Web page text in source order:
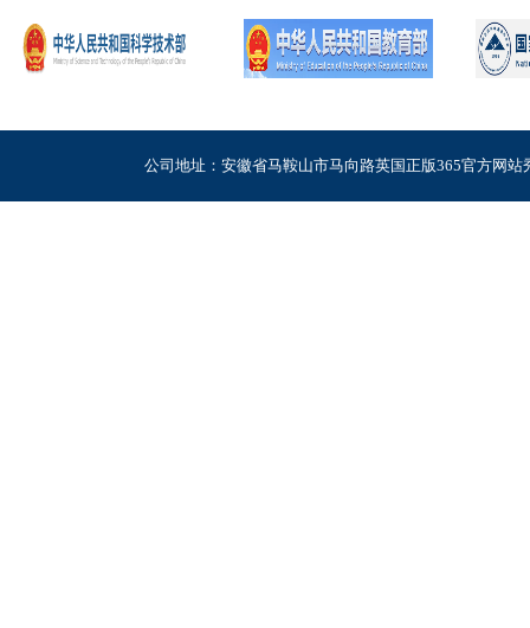
公司地址：安徽省马鞍山市马向路英国正版365官方网